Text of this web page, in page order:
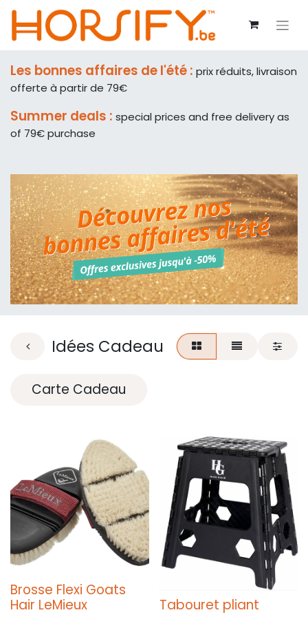
Les bonnes affaires de l'été : prix réduits, livraison
offerte à partir de 79€
Summer deals : special prices and free delivery as
of 79€ purchase
Idées Cadeau
Carte Cadeau
Brosse Flexi Goats
Hair LeMieux
Tabouret pliant